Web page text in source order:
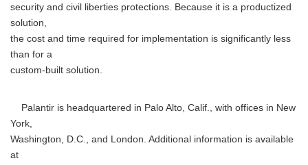
security and civil liberties protections. Because it is a productized
solution,
the cost and time required for implementation is significantly less
than for a
custom-built solution.
Palantir is headquartered in Palo Alto, Calif., with offices in New
York,
Washington, D.C., and London. Additional information is available
at